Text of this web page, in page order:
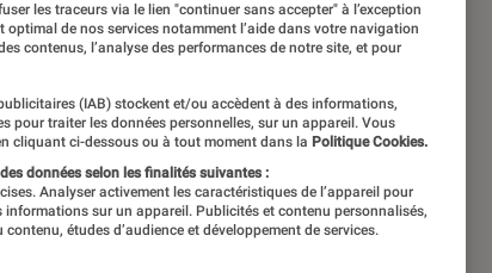
les traceurs via le lien "continuer sans accepter" à l’exception
de nos services notamment l’aide dans votre navigation
contenus, l’analyse des performances de notre site, et pour
(IAB) stockent et/ou accèdent à des informations,
pour traiter les données personnelles, sur un appareil. Vous
cliquant ci-dessous ou à tout moment dans la Politique Cookies.
données selon les finalités suivantes :
Analyser activement les caractéristiques de l’appareil pour
informations sur un appareil. Publicités et contenu personnalisés,
études d’audience et développement de services.